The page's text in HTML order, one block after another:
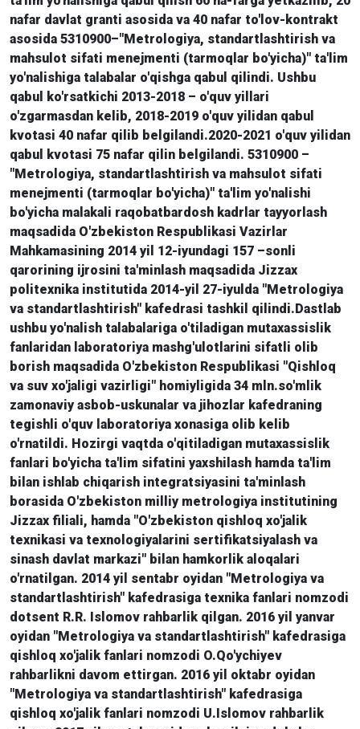
nafar davlat granti asosida va 40 nafar to'lov-kontrakt
asosida 5310900–"Metrologiya, standartlashtirish va
mahsulot sifati menejmenti (tarmoqlar bo'yicha)" ta'lim
yo'nalishiga talabalar o'qishga qabul qilindi. Ushbu
qabul ko'rsatkichi 2013-2018 – o'quv yillari
o'zgarmasdan kelib, 2018-2019 o'quv yilidan qabul
kvotasi 40 nafar qilib belgilandi.2020-2021 o'quv yilidan
qabul kvotasi 75 nafar qilin belgilandi. 5310900 –
"Metrologiya, standartlashtirish va mahsulot sifati
menejmenti (tarmoqlar bo'yicha)" ta'lim yo'nalishi
bo'yicha malakali raqobatbardosh kadrlar tayyorlash
maqsadida O'zbekiston Respublikasi Vazirlar
Mahkamasining 2014 yil 12-iyundagi 157 –sonli
qarorining ijrosini ta'minlash maqsadida Jizzax
politexnika institutida 2014-yil 27-iyulda "Metrologiya
va standartlashtirish" kafedrasi tashkil qilindi.Dastlab
ushbu yo'nalish talabalariga o'tiladigan mutaxassislik
fanlaridan laboratoriya mashg'ulotlarini sifatli olib
borish maqsadida O'zbekiston Respublikasi "Qishloq
va suv xo'jaligi vazirligi" homiyligida 34 mln.so'mlik
zamonaviy asbob-uskunalar va jihozlar kafedraning
tegishli o'quv laboratoriya xonasiga olib kelib
o'rnatildi. Hozirgi vaqtda o'qitiladigan mutaxassislik
fanlari bo'yicha ta'lim sifatini yaxshilash hamda ta'lim
bilan ishlab chiqarish integratsiyasini ta'minlash
borasida O'zbekiston milliy metrologiya institutining
Jizzax filiali, hamda "O'zbekiston qishloq xo'jalik
texnikasi va texnologiyalarini sertifikatsiyalash va
sinash davlat markazi" bilan hamkorlik aloqalari
o'rnatilgan. 2014 yil sentabr oyidan "Metrologiya va
standartlashtirish" kafedrasiga texnika fanlari nomzodi
dotsent R.R. Islomov rahbarlik qilgan. 2016 yil yanvar
oyidan "Metrologiya va standartlashtirish" kafedrasiga
qishloq xo'jalik fanlari nomzodi O.Qo'ychiyev
rahbarlikni davom ettirgan. 2016 yil oktabr oyidan
"Metrologiya va standartlashtirish" kafedrasiga
qishloq xo'jalik fanlari nomzodi U.Islomov rahbarlik